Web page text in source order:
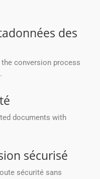
des
conversion process
documents with
sécurisé
sécurité sans